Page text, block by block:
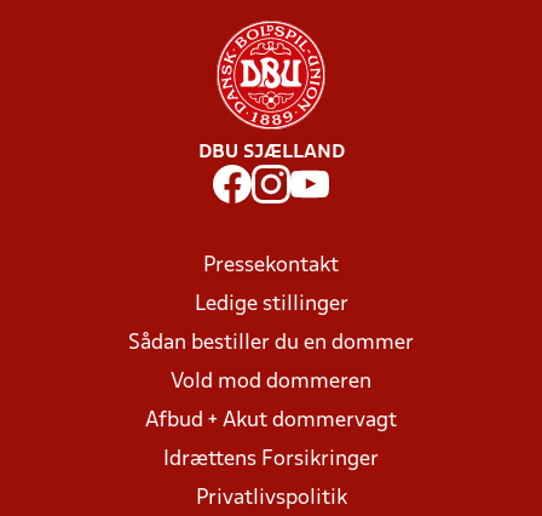
DBU SJÆLLAND
Pressekontakt
Ledige stillinger
Sådan bestiller du en dommer
Vold mod dommeren
Afbud + Akut dommervagt
Idrættens Forsikringer
Privatlivspolitik